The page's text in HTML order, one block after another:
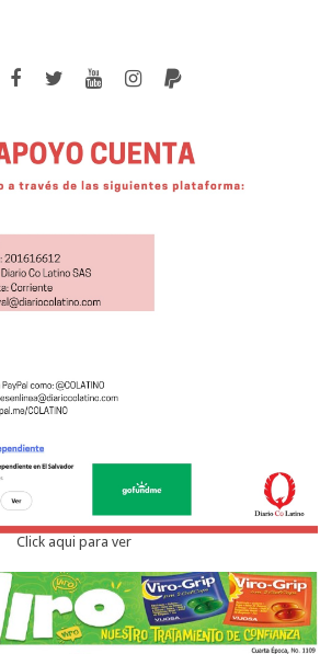
Click aqui para ver